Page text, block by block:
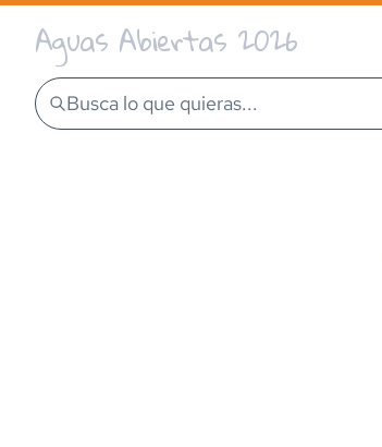
Aguas Abiertas 2026
Busca lo que quieras...